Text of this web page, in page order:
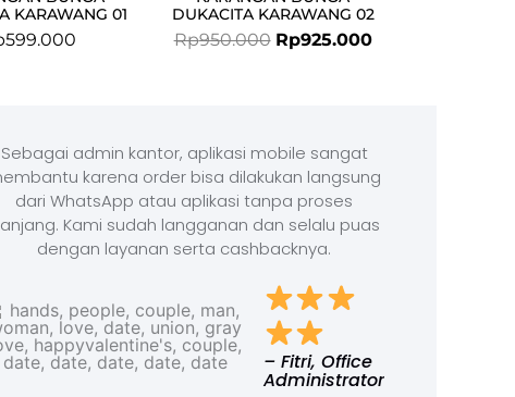
KARAWANG 01
599.000
DUKACITA KARAWANG 02
Rp950.000 Rp925.000
Sebagai admin kantor, aplikasi mobile sangat
karena order bisa dilakukan langsung
dari WhatsApp atau aplikasi tanpa proses
Kami sudah langganan dan selalu puas
dengan layanan serta cashbacknya.
– Fitri, Office
Administrator